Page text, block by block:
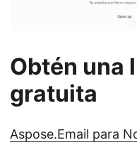
Obtén una
gratuita
Aspose.Email para